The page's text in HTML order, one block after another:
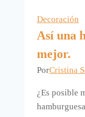
de
Decoración
Así una
mejor.
PorCristina
¿Es posible